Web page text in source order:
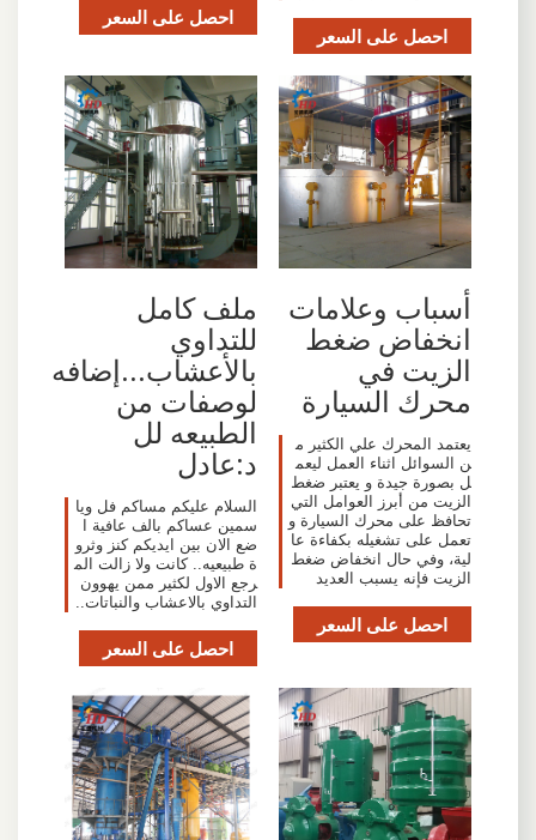
احصل على السعر
احصل على السعر
أسباب وعلامات
انخفاض ضغط
الزيت في
محرك السيارة
يعتمد المحرك علي الكثير م
ن السوائل اثناء العمل ليعم
ل بصورة جيدة و يعتبر ضغط
الزيت من أبرز العوامل التي
تحافظ على محرك السيارة و
تعمل على تشغيله بكفاءة عا
لية، وفي حال انخفاض ضغط
الزيت فإنه يسبب العديد
احصل على السعر
ملف كامل
للتداوي
بالأعشاب...إضافه
لوصفات من
الطبيعه لل
د:عادل
السلام عليكم مساكم فل ويا
سمين عساكم بالف عافية ا
ضع الان بين ايديكم كنز وثرو
ة طبيعيه.. كانت ولا زالت الم
رجع الاول لكثير ممن يهوون
التداوي بالاعشاب والنباتات..
احصل على السعر